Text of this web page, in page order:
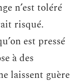
n’est toléré
risqué.
est pressé
à des
laissent guère